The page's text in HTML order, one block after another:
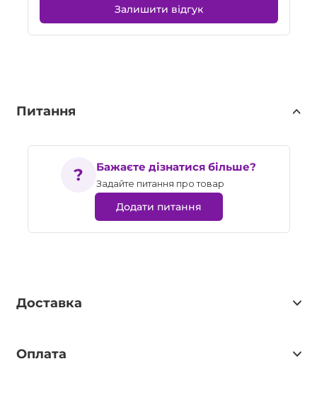
Залишити відгук
Питання
Бажаєте дізнатися більше?
Задайте питання про товар
Додати питання
Доставка
Оплата